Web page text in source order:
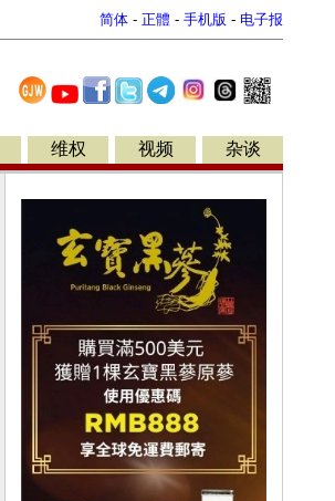
简体 - 正體 - 手机版 - 电子报
维权 视频 杂谈